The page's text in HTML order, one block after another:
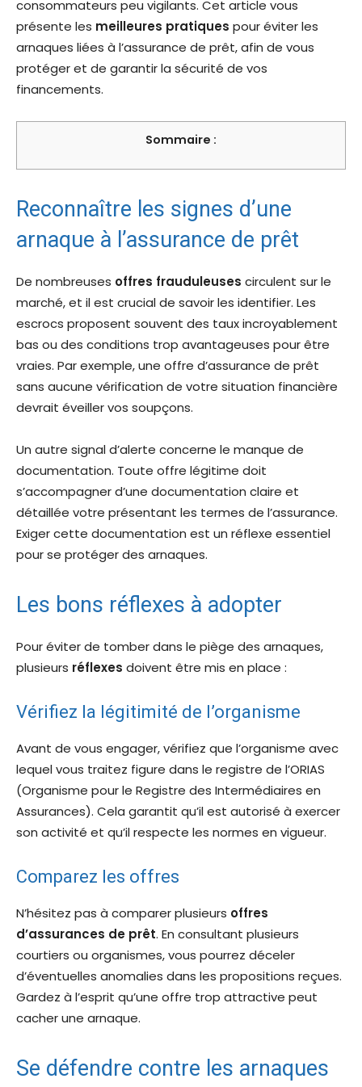
consommateurs peu vigilants. Cet article vous
présente les meilleures pratiques pour éviter les
arnaques liées à l’assurance de prêt, afin de vous
protéger et de garantir la sécurité de vos
financements.
Sommaire :
Reconnaître les signes d’une
arnaque à l’assurance de prêt
De nombreuses offres frauduleuses circulent sur le
marché, et il est crucial de savoir les identifier. Les
escrocs proposent souvent des taux incroyablement
bas ou des conditions trop avantageuses pour être
vraies. Par exemple, une offre d’assurance de prêt
sans aucune vérification de votre situation financière
devrait éveiller vos soupçons.
Un autre signal d’alerte concerne le manque de
documentation. Toute offre légitime doit
s’accompagner d’une documentation claire et
détaillée votre présentant les termes de l’assurance.
Exiger cette documentation est un réflexe essentiel
pour se protéger des arnaques.
Les bons réflexes à adopter
Pour éviter de tomber dans le piège des arnaques,
plusieurs réflexes doivent être mis en place :
Vérifiez la légitimité de l’organisme
Avant de vous engager, vérifiez que l’organisme avec
lequel vous traitez figure dans le registre de l’ORIAS
(Organisme pour le Registre des Intermédiaires en
Assurances). Cela garantit qu’il est autorisé à exercer
son activité et qu’il respecte les normes en vigueur.
Comparez les offres
N’hésitez pas à comparer plusieurs offres
d’assurances de prêt. En consultant plusieurs
courtiers ou organismes, vous pourrez déceler
d’éventuelles anomalies dans les propositions reçues.
Gardez à l’esprit qu’une offre trop attractive peut
cacher une arnaque.
Se défendre contre les arnaques